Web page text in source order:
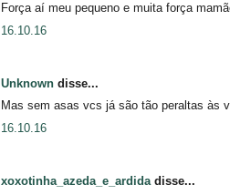
Força aí meu pequeno e muita força
16.10.16
Unknown disse...
Mas sem asas vcs já são tão peraltas
16.10.16
xoxotinha_azeda_e_ardida disse...